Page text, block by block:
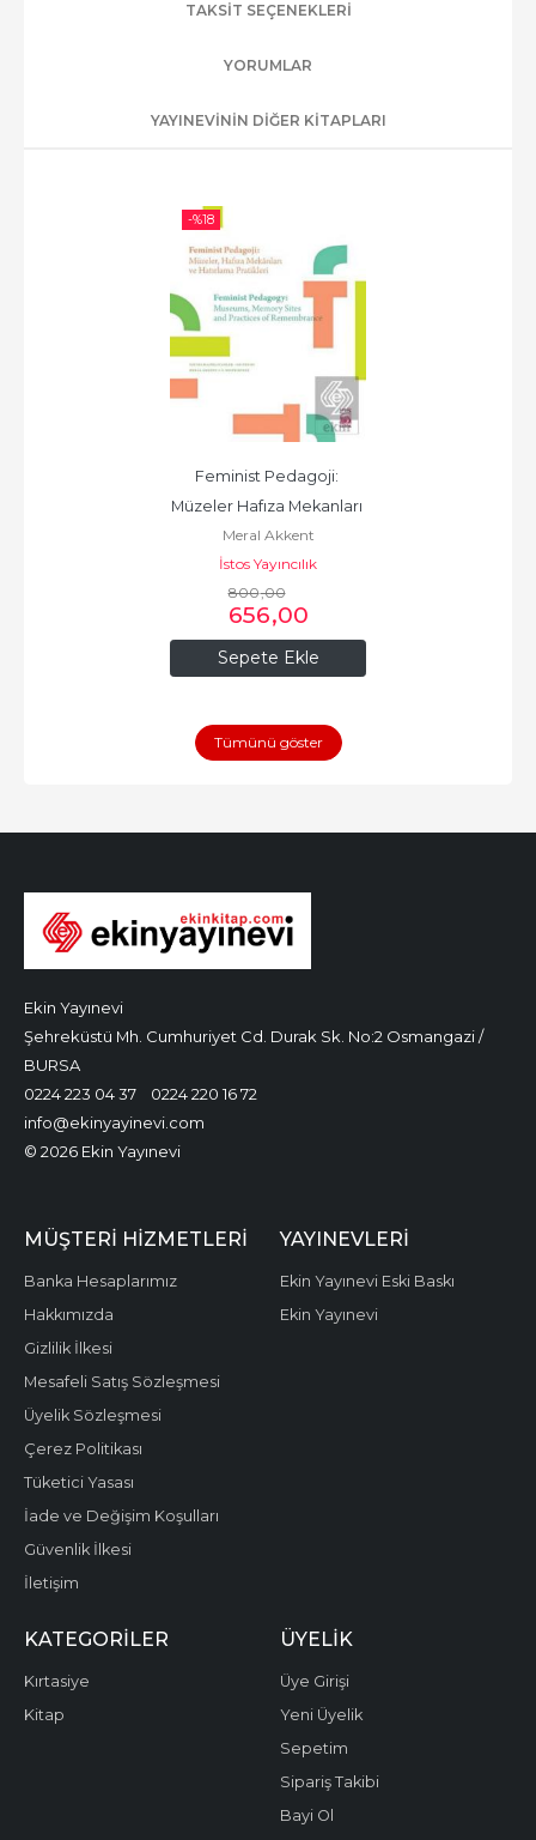
TAKSIT SEÇENEKLERI
YORUMLAR
YAYINEVININ DIĞER KITAPLARI
-%18
Sepete Ekle
Feminist Pedagoji:
Müzeler Hafıza Mekanları
ve Hat
Meral Akkent
İstos Yayıncılık
800,00
656,00
Tümünü göster
Ekin Yayınevi
Şehreküstü Mh. Cumhuriyet Cd. Durak Sk. No:2 Osmangazi /
BURSA
0224 223 04 37
0224 220 16 72
info@ekinyayinevi.com
© 2026 Ekin Yayınevi
MÜŞTERI HIZMETLERI
Banka Hesaplarımız
Hakkımızda
Gizlilik İlkesi
Mesafeli Satış Sözleşmesi
Üyelik Sözleşmesi
Çerez Politikası
Tüketici Yasası
İade ve Değişim Koşulları
Güvenlik İlkesi
İletişim
YAYINEVLERI
Ekin Yayınevi Eski Baskı
Ekin Yayınevi
KATEGORILER
Kırtasiye
Kitap
ÜYELIK
Üye Girişi
Yeni Üyelik
Sepetim
Sipariş Takibi
Bayi Ol